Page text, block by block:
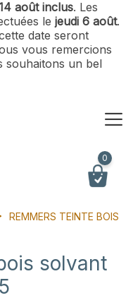
août inclus. Les
le jeudi 6 août.
date seront
vous remercions
souhaitons un bel
0
REMMERS TEINTE BOIS
solvant